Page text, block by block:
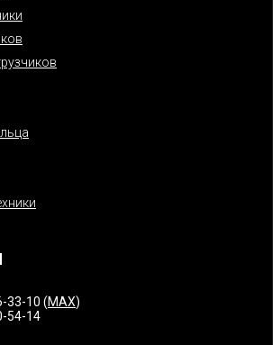
33-10 (MAX)
54-14